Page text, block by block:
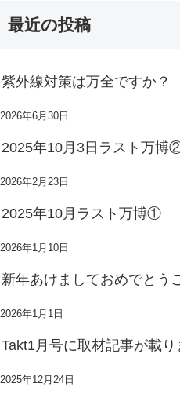
最近の投稿
紫外線対策は万全ですか？
2026年6月30日
2025年10月3日ラスト万博
2026年2月23日
2025年10月ラスト万博①
2026年1月10日
新年あけましておめでとう
2026年1月1日
Takt1月号に取材記事が載り
2025年12月24日